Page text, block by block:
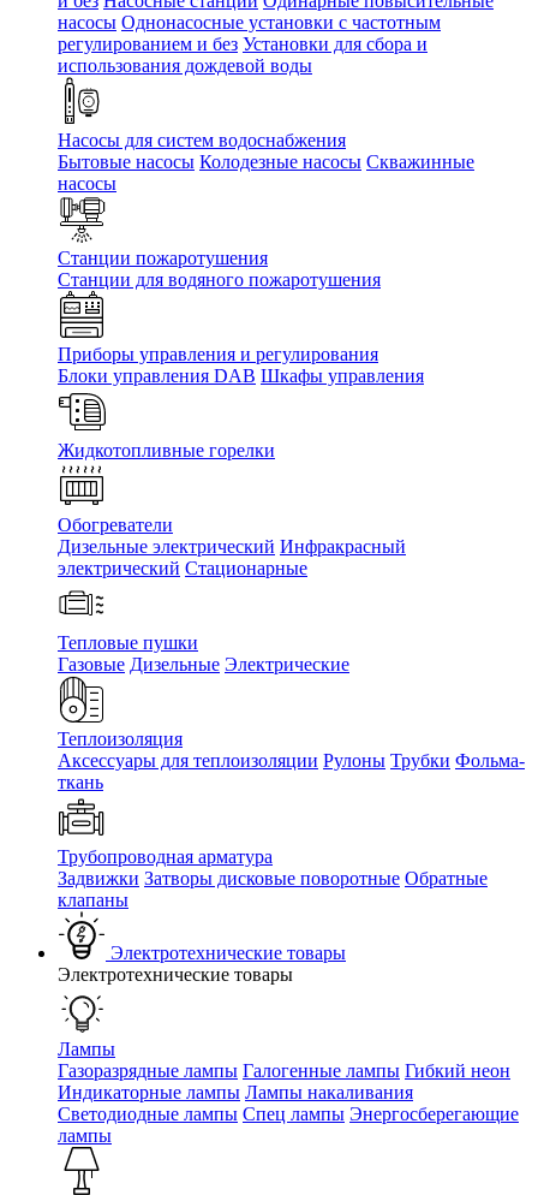
насосы Однонасосные установки с частотным
регулированием и без Установки для сбора и
использования дождевой воды
Насосы для систем водоснабжения
Бытовые насосы Колодезные насосы Скважинные
насосы
Станции пожаротушения
Станции для водяного пожаротушения
Приборы управления и регулирования
Блоки управления DAB Шкафы управления
Жидкотопливные горелки
Обогреватели
Дизельные электрический Инфракрасный
электрический Стационарные
Тепловые пушки
Газовые Дизельные Электрические
Теплоизоляция
Аксессуары для теплоизоляции Рулоны Трубки Фольма-
ткань
Трубопроводная арматура
Задвижки Затворы дисковые поворотные Обратные
клапаны
Электротехнические товары
Электротехнические товары
Лампы
Газоразрядные лампы Галогенные лампы Гибкий неон
Индикаторные лампы Лампы накаливания
Светодиодные лампы Спец лампы Энергосберегающие
лампы